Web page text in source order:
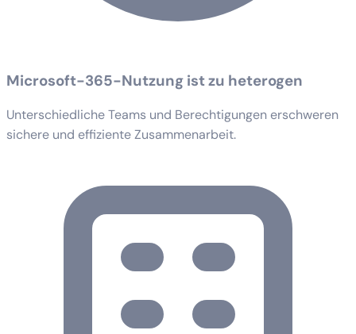
Microsoft-365-Nutzung ist zu heterogen
Unterschiedliche Teams und Berechtigungen erschweren
sichere und effiziente Zusammenarbeit.